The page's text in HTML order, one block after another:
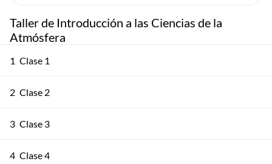
Taller de Introducción a las Ciencias de la
Atmósfera
1 Clase 1
2 Clase 2
3 Clase 3
4 Clase 4